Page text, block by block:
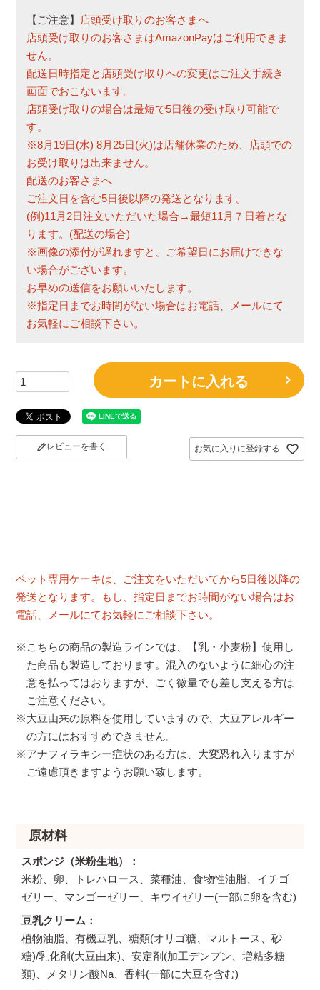
【ご注意】 店頭受け取りのお客さまへ
店頭受け取りのお客さまはAmazonPayはご利用できま
せん。
配送日時指定と店頭受け取りへの変更はご注文手続き
画面でおこないます。
店頭受け取りの場合は最短で5日後の受け取り可能で
す。
※8月19日(水) 8月25日(火)は店舗休業のため、店頭での
お受け取りは出来ません。
配送のお客さまへ
ご注文日を含む5日後以降の発送となります。
(例)11月2日注文いただいた場合→最短11月７日着とな
ります。(配送の場合)
※画像の添付が遅れますと、ご希望日にお届けできな
い場合がございます。
お早めの送信をお願いいたします。
※指定日までお時間がない場合はお電話、メールにて
お気軽にご相談下さい。
お気に入りに登録する
カートに入れる
レビューを書く
ペット専用ケーキは、ご注文をいただいてから5日後以降の
発送となります。もし、指定日までお時間がない場合はお
電話、メールにてお気軽にご相談下さい。
※こちらの商品の製造ラインでは、【乳・小麦粉】使用し
た商品も製造しております。混入のないように細心の注
意を払ってはおりますが、ごく微量でも差し支える方は
ご注意ください。
※大豆由来の原料を使用していますので、大豆アレルギー
の方にはおすすめできません。
※アナフィラキシー症状のある方は、大変恐れ入りますが
ご遠慮頂きますようお願い致します。
原材料
スポンジ（米粉生地）
米粉、卵、トレハロース、菜種油、食物性油脂、イチゴ
ゼリー、マンゴーゼリー、キウイゼリー(一部に卵を含む)
豆乳クリーム
植物油脂、有機豆乳、糖類(オリゴ糖、マルトース、砂
糖)/乳化剤(大豆由来)、安定剤(加工デンプン、増粘多糖
類)、メタリン酸Na、香料(一部に大豆を含む)